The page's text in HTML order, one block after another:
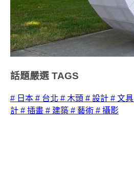
話題嚴選 TAGS
# 日本 # 台北 # 木頭 # 設計 # 文具
計 # 插畫 # 建築 # 藝術 # 攝影